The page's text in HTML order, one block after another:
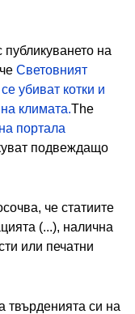
на
Световният
убиват котки и
климата.The
портала
подвеждащо
че статиите
(...), налична
или печатни
твърденията си на